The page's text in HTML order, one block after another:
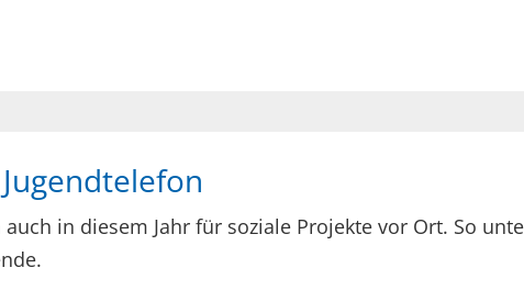
in diesem Jahr für soziale Projekte vor Ort. So